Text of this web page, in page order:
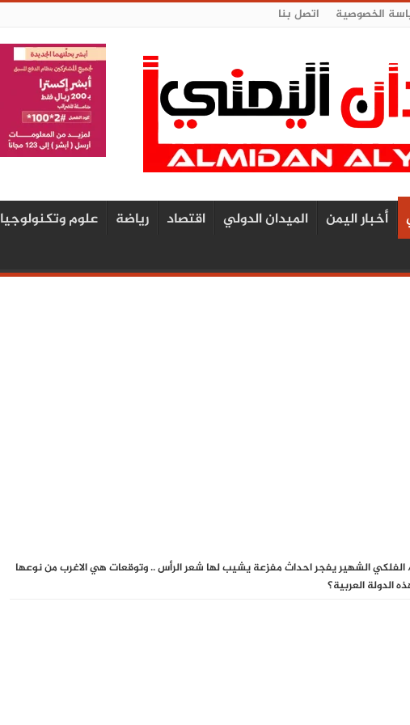
الخصوصية اتصل بنا
أخبار اليمن الميدان الدولي اقتصاد رياضة علوم وتكنولوجيا
الفلكي الشهير يفجر احداث مفزعة يشيب لها شعر الرأس .. وتوقعات هي الاغرب من نوعها
الدولة العربية؟